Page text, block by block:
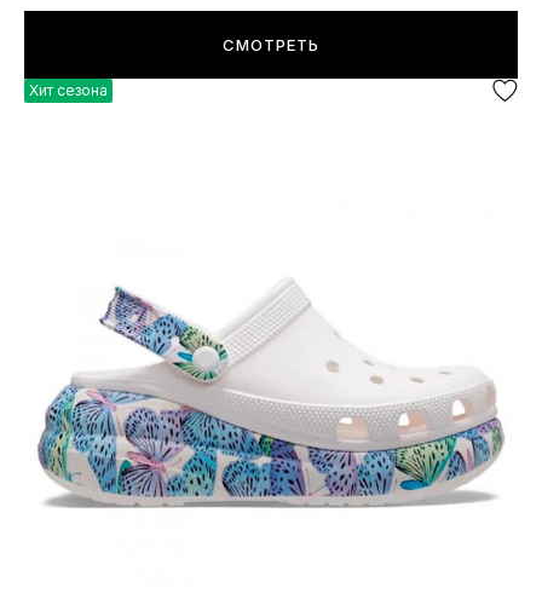
СМОТРЕТЬ
Хит сезона